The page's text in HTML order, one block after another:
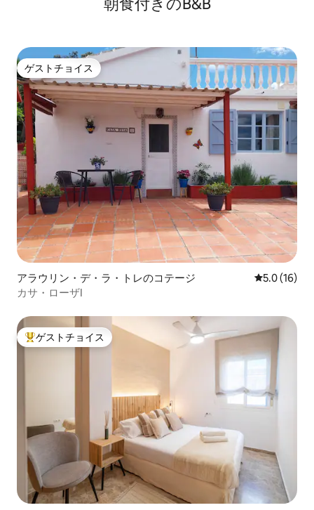
ゲストチョイス
ゲストチョイス
アラウリン・デ・ラ・トレのコテージ レビュー16
5.0 (16)
カサ・ローザI
大好評のゲストチョイスです。
ゲストチョイス